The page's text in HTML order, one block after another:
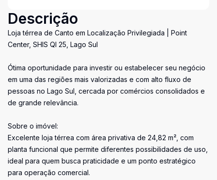
Descrição
Loja térrea de Canto em Localização Privilegiada | Point
Center, SHIS QI 25, Lago Sul
Ótima oportunidade para investir ou estabelecer seu negócio
em uma das regiões mais valorizadas e com alto fluxo de
pessoas no Lago Sul, cercada por comércios consolidados e
de grande relevância.
Sobre o imóvel:
Excelente loja térrea com área privativa de 24,82 m², com
planta funcional que permite diferentes possibilidades de uso,
ideal para quem busca praticidade e um ponto estratégico
para operação comercial.